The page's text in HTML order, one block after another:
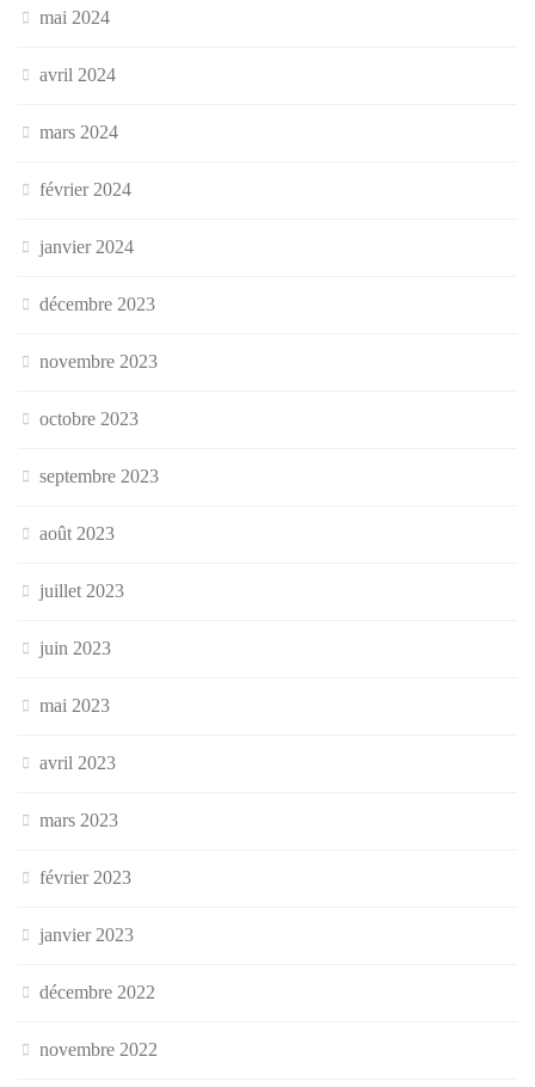
mai 2024
avril 2024
mars 2024
février 2024
janvier 2024
décembre 2023
novembre 2023
octobre 2023
septembre 2023
août 2023
juillet 2023
juin 2023
mai 2023
avril 2023
mars 2023
février 2023
janvier 2023
décembre 2022
novembre 2022